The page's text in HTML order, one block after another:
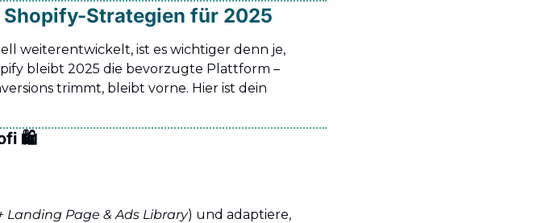
Strategien für 2025
weiterentwickelt, ist es wichtiger denn je,
bleibt 2025 die bevorzugte Plattform –
trimmt, bleibt vorne. Hier ist dein
🛍️
Landing Page & Ads Library) und adaptiere,